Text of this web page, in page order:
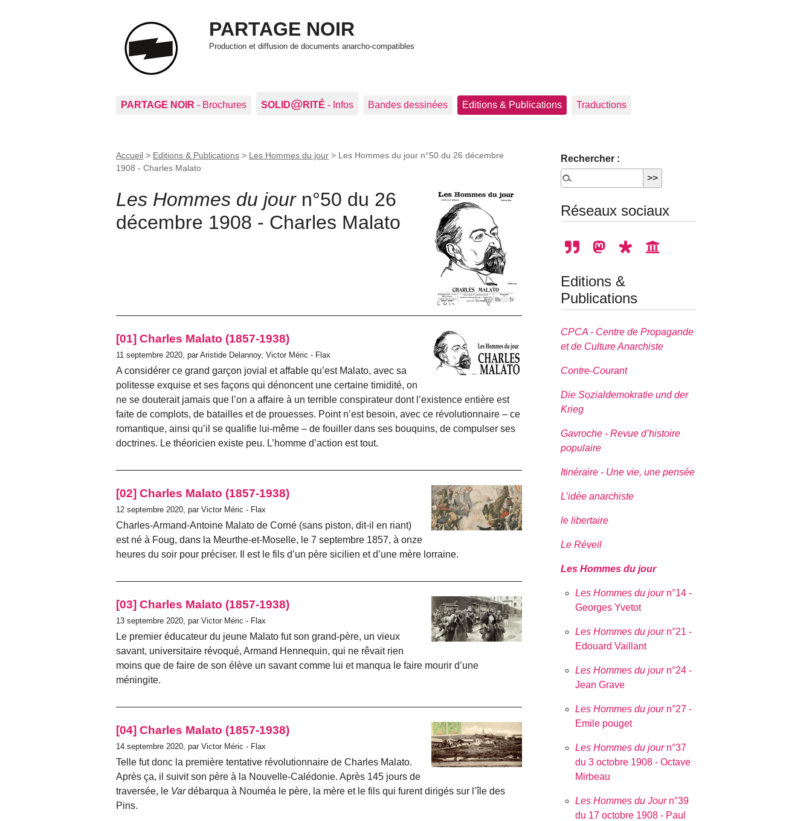
PARTAGE NOIR
Production et diffusion de documents anarcho-compatibles
PARTAGE NOIR - Brochures SOLID@RITÉ - Infos Bandes dessinées Editions & Publications Traductions
Accueil > Editions & Publications > Les Hommes du jour > Les Hommes du jour n°50 du 26 décembre
1908 - Charles Malato
Les Hommes du journ°50 du 26
décembre 1908 - Charles Malato
[01] Charles Malato (1857-1938)
11 septembre 2020, par Aristide Delannoy, Victor Méric - Flax
A considérer ce grand garçon jovial et affable qu’est Malato, avec sa
politesse exquise et ses façons qui dénoncent une certaine timidité, on
ne se douterait jamais que l’on a affaire à un terrible conspirateur dont l’existence entière est
faite de complots, de batailles et de prouesses. Point n’est besoin, avec ce révolutionnaire – ce
romantique, ainsi qu’il se qualifie lui-même – de fouiller dans ses bouquins, de compulser ses
doctrines. Le théoricien existe peu. L’homme d’action est tout.
[02] Charles Malato (1857-1938)
12 septembre 2020, par Victor Méric - Flax
Charles-Armand-Antoine Malato de Corné (sans piston, dit-il en riant)
est né à Foug, dans la Meurthe-et-Moselle, le 7 septembre 1857, à onze
heures du soir pour préciser. Il est le fils d’un père sicilien et d’une mère lorraine.
[03] Charles Malato (1857-1938)
13 septembre 2020, par Victor Méric - Flax
Le premier éducateur du jeune Malato fut son grand-père, un vieux
savant, universitaire révoqué, Armand Hennequin, qui ne rêvait rien
moins que de faire de son élève un savant comme lui et manqua le faire mourir d’une
méningite.
[04] Charles Malato (1857-1938)
14 septembre 2020, par Victor Méric - Flax
Telle fut donc la première tentative révolutionnaire de Charles Malato.
Après ça, il suivit son père à la Nouvelle-Calédonie. Après 145 jours de
traversée, le Vardébarqua à Nouméa le père, la mère et le fils qui furent dirigés sur l’île des
Pins.
Rechercher :
Réseaux sociaux
Editions &
Publications
CPCA - Centre de Propagande
et de Culture Anarchiste
Contre-Courant
Die Sozialdemokratie und der
Krieg
Gavroche - Revue d’histoire
populaire
Itinéraire - Une vie, une pensée
L’idée anarchiste
le libertaire
Le Réveil
Les Hommes du jour
Les Hommes du journ°14 -
Georges Yvetot
Les Hommes du journ°21 -
Edouard Vaillant
Les Hommes du journ°24 -
Jean Grave
Les Hommes du journ°27 -
Emile pouget
Les Hommes du journ°37
du 3 octobre 1908 - Octave
Mirbeau
Les Hommes du Journ°39
du 17 octobre 1908 - Paul